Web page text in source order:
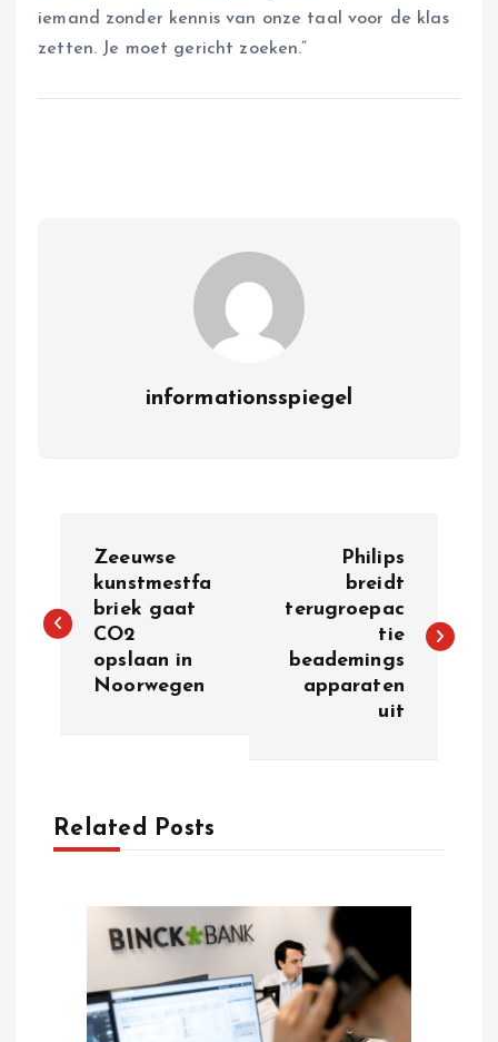
iemand zonder kennis van onze taal voor de klas
zetten. Je moet gericht zoeken.”
informationsspiegel
s
a
v
Zeeuwse
kunstmestfa
briek gaat
CO2
opslaan in
Noorwegen
Philips
breidt
terugroepac
tie
beademings
apparaten
uit
Related Posts